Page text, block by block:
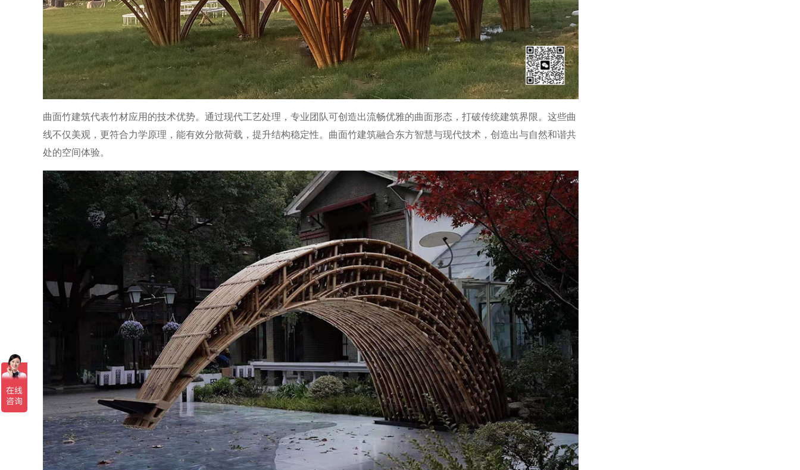
曲面竹建筑代表竹材应用的技术优势。通过现代工艺处理，专业团队可创造出流畅优雅的曲面形态，打破传统建筑界限。这些曲
线不仅美观，更符合力学原理，能有效分散荷载，提升结构稳定性。曲面竹建筑融合东方智慧与现代技术，创造出与自然和谐共
处的空间体验。